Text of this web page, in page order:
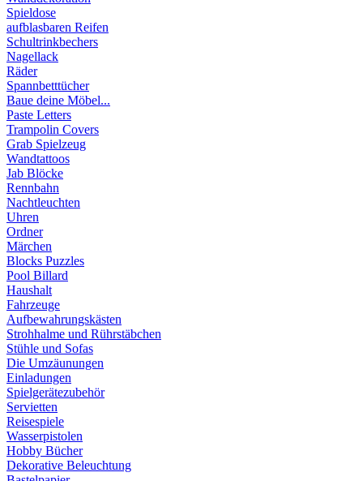
Spieldose
aufblasbaren Reifen
Schultrinkbechers
Nagellack
Räder
Spannbetttücher
Baue deine Möbel...
Paste Letters
Trampolin Covers
Grab Spielzeug
Wandtattoos
Jab Blöcke
Rennbahn
Nachtleuchten
Uhren
Ordner
Märchen
Blocks Puzzles
Pool Billard
Haushalt
Fahrzeuge
Aufbewahrungskästen
Strohhalme und Rührstäbchen
Stühle und Sofas
Die Umzäunungen
Einladungen
Spielgerätezubehör
Servietten
Reisespiele
Wasserpistolen
Hobby Bücher
Dekorative Beleuchtung